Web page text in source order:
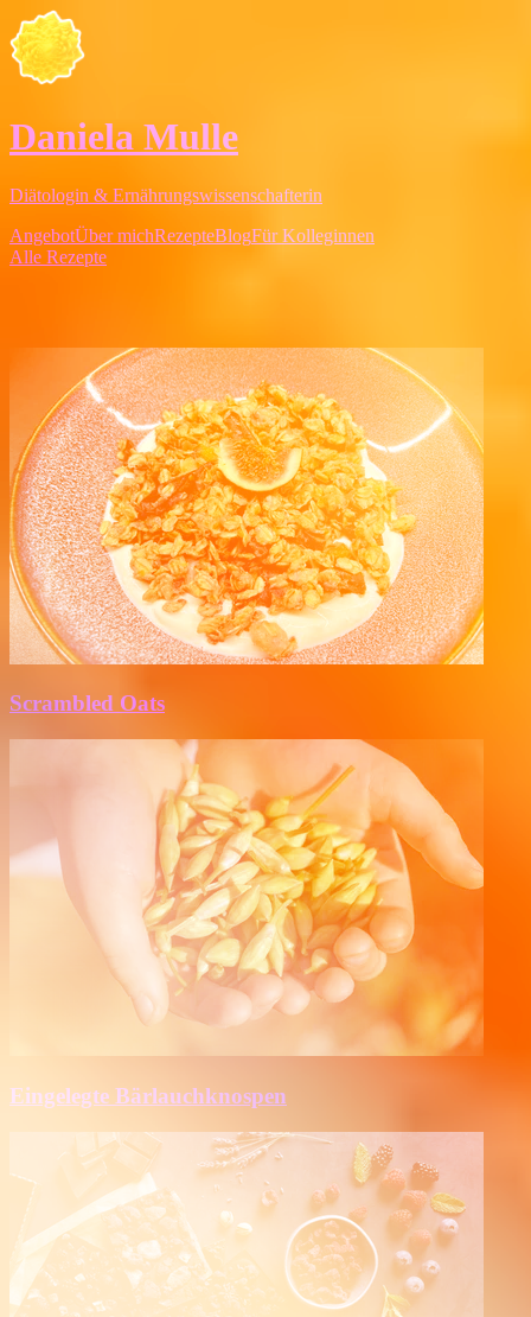
Daniela Mulle
Diätologin & Ernährungswissenschafterin
AngebotÜber michRezepteBlogFür Kolleginnen
Alle Rezepte
Scrambled Oats
Eingelegte Bärlauchknospen